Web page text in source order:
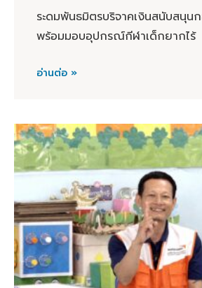
ระดมพันธมิตรบริจาคเงินสนับสนุน
พร้อมมอบอุปกรณ์กีฬาเด็กยากไร้
อ่านต่อ »